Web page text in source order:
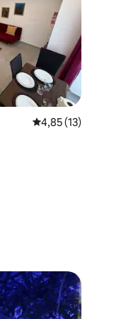
Просечна оцена:
4,85 (13)